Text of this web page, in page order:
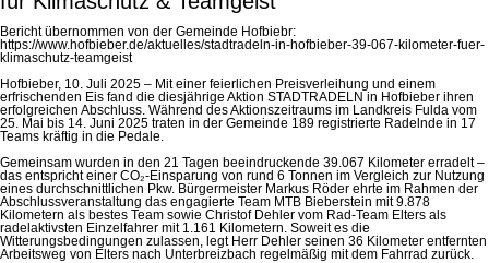
Bericht übernommen von der Gemeinde Hofbiebr:
https://www.hofbieber.de/aktuelles/stadtradeln-in-hofbieber-39-067-kilometer-fuer-
klimaschutz-teamgeist
Hofbieber, 10. Juli 2025 – Mit einer feierlichen Preisverleihung und einem
erfrischenden Eis fand die diesjährige Aktion STADTRADELN in Hofbieber ihren
erfolgreichen Abschluss. Während des Aktionszeitraums im Landkreis Fulda vom
25. Mai bis 14. Juni 2025 traten in der Gemeinde 189 registrierte Radelnde in 17
Teams kräftig in die Pedale.
Gemeinsam wurden in den 21 Tagen beeindruckende 39.067 Kilometer erradelt –
das entspricht einer CO₂-Einsparung von rund 6 Tonnen im Vergleich zur Nutzung
eines durchschnittlichen Pkw. Bürgermeister Markus Röder ehrte im Rahmen der
Abschlussveranstaltung das engagierte Team MTB Bieberstein mit 9.878
Kilometern als bestes Team sowie Christof Dehler vom Rad-Team Elters als
radelaktivsten Einzelfahrer mit 1.161 Kilometern. Soweit es die
Witterungsbedingungen zulassen, legt Herr Dehler seinen 36 Kilometer entfernten
Arbeitsweg von Elters nach Unterbreizbach regelmäßig mit dem Fahrrad zurück.